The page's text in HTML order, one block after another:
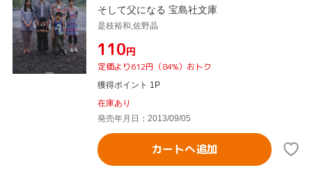
そして父になる 宝島社文庫
是枝裕和,佐野晶
¥110円
定価より612円（84%）おトク
獲得ポイント 1P
在庫あり
発売年月日：2013/09/05
カートへ追加